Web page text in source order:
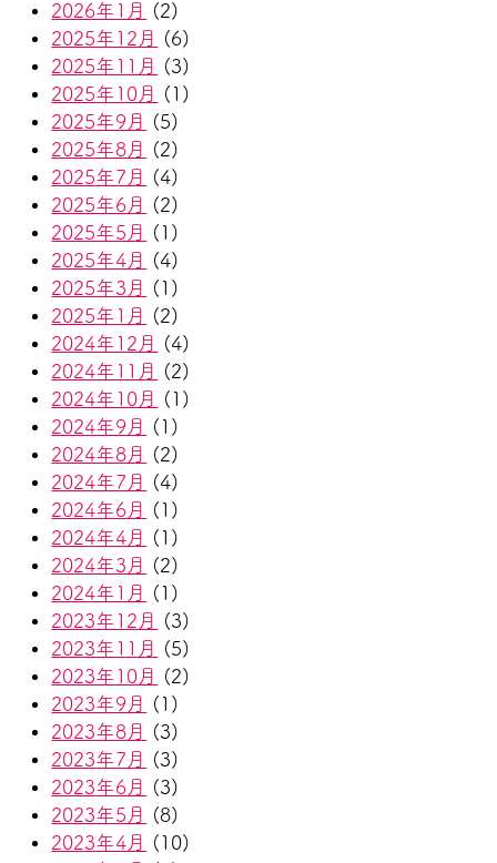
2026年1月
(2)
2025年12月
(6)
2025年11月
(3)
2025年10月
(1)
2025年9月
(5)
2025年8月
(2)
2025年7月
(4)
2025年6月
(2)
2025年5月
(1)
2025年4月
(4)
2025年3月
(1)
2025年1月
(2)
2024年12月
(4)
2024年11月
(2)
2024年10月
(1)
2024年9月
(1)
2024年8月
(2)
2024年7月
(4)
2024年6月
(1)
2024年4月
(1)
2024年3月
(2)
2024年1月
(1)
2023年12月
(3)
2023年11月
(5)
2023年10月
(2)
2023年9月
(1)
2023年8月
(3)
2023年7月
(3)
2023年6月
(3)
2023年5月
(8)
2023年4月
(10)